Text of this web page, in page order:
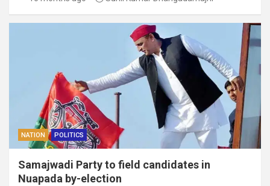
NATION POLITICS
Samajwadi Party to field candidates in
Nuapada by-election